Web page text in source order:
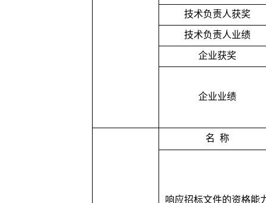
技术负责人获奖
技术负责人业绩
企业获奖
企业业绩
名 称
响应招标文件的资格能